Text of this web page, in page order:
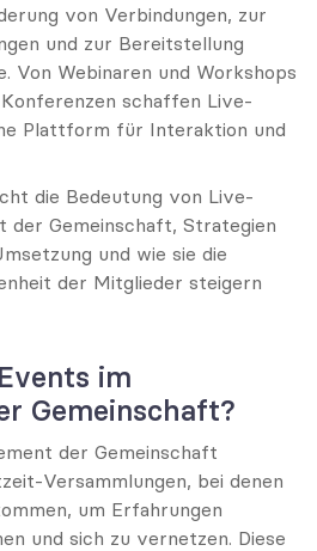
von Verbindungen, zur
und zur Bereitstellung
Von Webinaren und Workshops
schaffen Live-
Plattform für Interaktion und
die Bedeutung von Live-
der Gemeinschaft, Strategien
und wie sie die
der Mitglieder steigern
im
Gemeinschaft?
der Gemeinschaft
Versammlungen, bei denen
um Erfahrungen
und sich zu vernetzen. Diese